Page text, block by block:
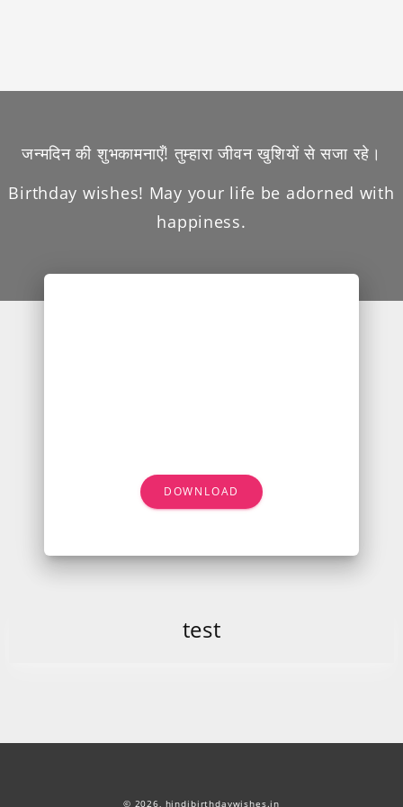
जन्मदिन की शुभकामनाएँ! तुम्हारा जीवन खुशियों से सजा रहे।
Birthday wishes! May your life be adorned with
happiness.
DOWNLOAD
test
© 2026, hindibirthdaywishes.in